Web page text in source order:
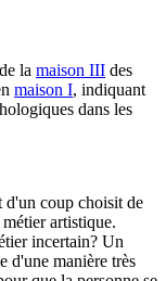
la maison III des
maison I, indiquant
dans les
d'un coup choisit de
artistique.
incertain? Un
d'une manière très